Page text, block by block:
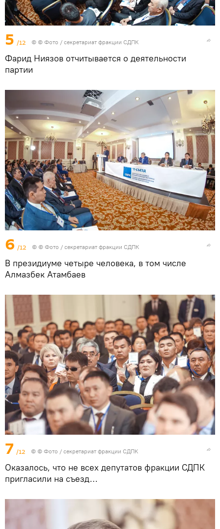
5 /12 © © Фото / секретариат фракции СДПК
Фарид Ниязов отчитывается о деятельности
партии
6 /12 © © Фото / секретариат фракции СДПК
В президиуме четыре человека, в том числе
Алмазбек Атамбаев
7 /12 © © Фото / секретариат фракции СДПК
Оказалось, что не всех депутатов фракции СДПК
пригласили на съезд…